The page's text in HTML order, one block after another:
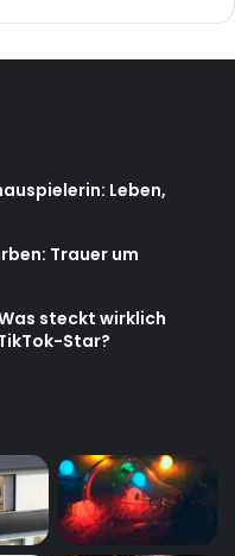
Leben,
Trauer um
steckt wirklich
Star?